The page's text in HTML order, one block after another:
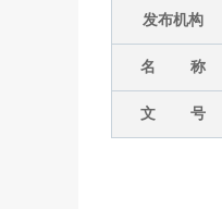
发布机构
名 称
文 号